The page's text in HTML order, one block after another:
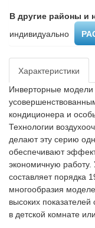
В другие районы и
индивидуально ​
Характеристики
Инверторные модели
кондиционера и
Технологии
делают эту серию
обеспечивают
экономичную
составляет порядка
многообразия
высоких
в детской комнате